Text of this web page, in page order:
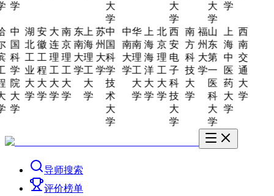
学
大
学
大
学
大
学
学
中
国
科
学
院
大
学
湖
北
工
业
大
学
安
徽
工
程
大
学
大
连
理
工
大
学
南
京
理
工
大
学
东
南
大
学
上
海
理
工
大
学
苏
州
大
学
中
国
科
学
技
术
大
学
中
南
大
学
华
南
理
工
大
学
上
海
海
洋
大
学
北
京
理
工
大
学
西
安
电
子
科
技
大
学
南
方
科
技
大
学
福
州
大
学
山
东
第
一
医
科
大
学
上
海
中
医
药
大
学
西
南
交
通
大
学
导师搜索
评价榜单